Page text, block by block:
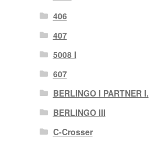
406
407
5008 I
607
BERLINGO I PARTNER I.
BERLINGO III
C-Crosser